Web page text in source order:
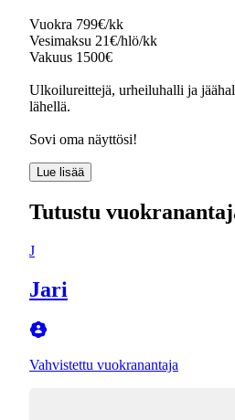
Vuokra 799€/kk
Vesimaksu 21€/hlö/kk
Vakuus 1500€
Ulkoilureittejä, urheiluhalli ja
lähellä.
Sovi oma näyttösi!
Lue lisää
Tutustu
J
Jari
Vahvistettu vuokranantaja